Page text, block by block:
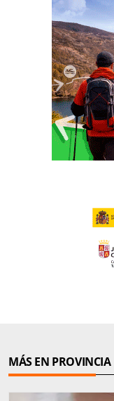
MÁS EN PROVINCIA